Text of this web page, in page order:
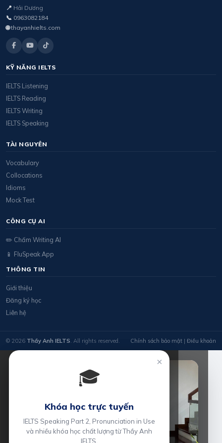
📍 Hải Dương
📞 0963082184
🌐 thayanhielts.com
KỸ NĂNG IELTS
IELTS Listening
IELTS Reading
IELTS Writing
IELTS Speaking
TÀI NGUYÊN
Vocabulary
Collocations
Idioms
Mock Test
CÔNG CỤ AI
✏️ Chấm Writing AI
📱 FluSpeak App
THÔNG TIN
Giới thiệu
Đăng ký học
Liên hệ
© 2026 Thầy Anh IELTS . All rights reserved. Chính sách bảo mật | Điều khoản
×
🎓
Khóa học trực tuyến
IELTS Speaking Part 2, Pronunciation in Use
và nhiều khóa học chất lượng từ Thầy Anh
IELTS.